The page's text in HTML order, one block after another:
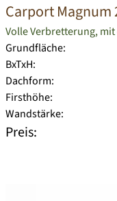
Carport Magnum
Volle Verbretterung,
Grundfläche:
BxTxH:
Dachform:
Firsthöhe:
Wandstärke:
Preis: